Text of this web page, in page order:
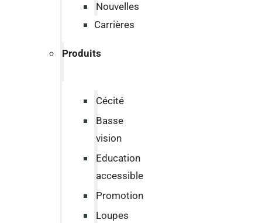
Nouvelles
Carrières
Produits
Cécité
Basse
vision
Education
accessible
Promotion
Loupes